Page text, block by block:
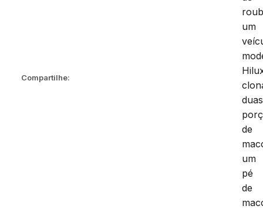
Compartilhe:
um
duas
de
um
pé
de